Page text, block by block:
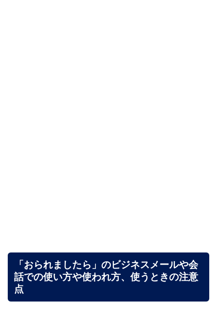
「おられましたら」のビジネスメールや会
話での使い方や使われ方、使うときの注意
点